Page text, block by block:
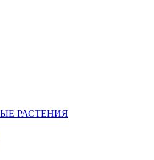
РАСТЕНИЯ